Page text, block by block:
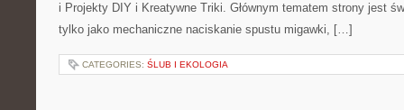
i Projekty DIY i Kreatywne Triki. Głównym tematem strony jest
tylko jako mechaniczne naciskanie spustu migawki, […]
CATEGORIES: ŚLUB I EKOLOGIA